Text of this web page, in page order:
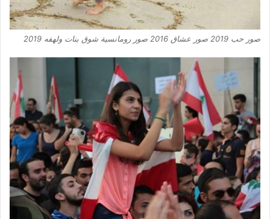
صور حب 2019 صور عشاق 2016 صور رومانسية شوق بنات ولهفه 2019